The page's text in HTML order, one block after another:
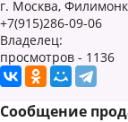
г. Москва,
+7(915)286-09-06
Владелец:
просмотров - 1136
Сообщение